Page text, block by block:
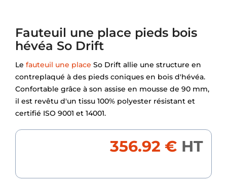
Fauteuil une place pieds bois
hévéa So Drift
Le fauteuil une place So Drift allie une structure en
contreplaqué à des pieds coniques en bois d'hévéa.
Confortable grâce à son assise en mousse de 90 mm,
il est revêtu d'un tissu 100% polyester résistant et
certifié ISO 9001 et 14001.
356.92 € HT